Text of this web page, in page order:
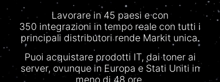
Lavorare in 45 paesi e con
350 integrazioni in tempo reale con tutti i
principali distributori rende Markit unica.
Puoi acquistare prodotti IT, dai toner ai
server, ovunquein Europa e Stati Uniti in
meno di 48 ore.